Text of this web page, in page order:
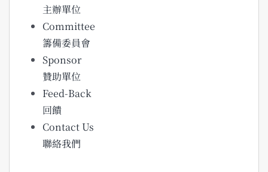
主辦單位
Committee
籌備委員會
Sponsor
贊助單位
Feed-Back
回饋
Contact Us
聯絡我們